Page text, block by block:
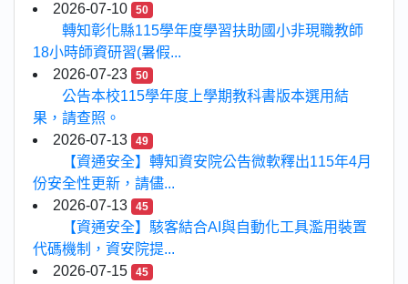
2026-07-10
50
轉知彰化縣115學年度學習扶助國小非現職教師
18小時師資研習(暑假...
2026-07-23
50
公告本校115學年度上學期教科書版本選用結
果，請查照。
2026-07-13
49
【資通安全】轉知資安院公告微軟釋出115年4月
份安全性更新，請儘...
2026-07-13
45
【資通安全】駭客結合AI與自動化工具濫用裝置
代碼機制，資安院提...
2026-07-15
45